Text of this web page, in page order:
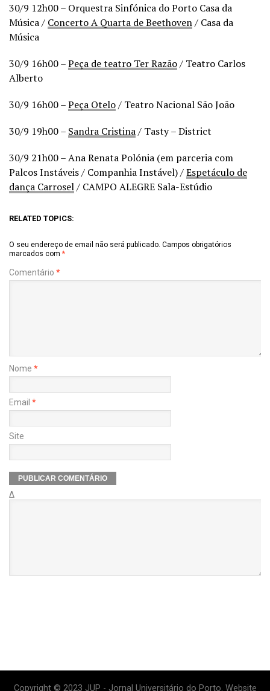
30/9 12h00 – Orquestra Sinfónica do Porto Casa da
Música / Concerto A Quarta de Beethoven/ Casa da
Música
30/9 16h00 –Peça de teatro Ter Razão/ Teatro Carlos
Alberto
30/9 16h00 –Peça Otelo/ Teatro Nacional São João
30/9 19h00 – Sandra Cristina/ Tasty – District
30/9 21h00 – Ana Renata Polónia (em parceria com
Palcos Instáveis / Companhia Instável) /Espetáculo de
dança Carrosel/ CAMPO ALEGRE Sala-Estúdio
RELATED TOPICS:
O seu endereço de email não será publicado. Campos obrigatórios
marcados com *
Comentário *
Nome *
Email *
Site
Δ
Copyright © 2023 JUP - Jornal Universitário do Porto. Website